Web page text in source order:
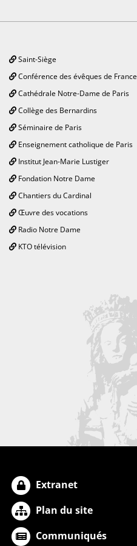
Saint-Siège
Conférence des évêques de France
Cathédrale Notre-Dame de Paris
Collège des Bernardins
Séminaire de Paris
Enseignement catholique de Paris
Institut Jean-Marie Lustiger
Fondation Notre Dame
Chantiers du Cardinal
Œuvre des vocations
Radio Notre Dame
KTO télévision
Extranet
Plan du site
Communiqués